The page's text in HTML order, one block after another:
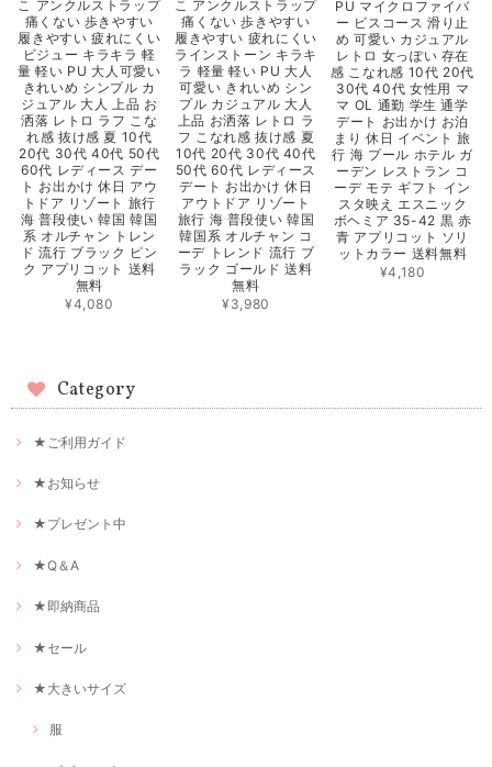
こ アンクルストラップ
痛くない 歩きやすい
履きやすい 疲れにくい
ビジュー キラキラ 軽
量 軽い PU 大人可愛い
きれいめ シンプル カ
ジュアル 大人 上品 お
洒落 レトロ ラフ こな
れ感 抜け感 夏 10代
20代 30代 40代 50代
60代 レディース デー
ト お出かけ 休日 アウ
トドア リゾート 旅行
海 普段使い 韓国 韓国
系 オルチャン トレン
ド 流行 ブラック ピン
ク アプリコット 送料
無料
¥4,080
こ アンクルストラップ
痛くない 歩きやすい
履きやすい 疲れにくい
ラインストーン キラキ
ラ 軽量 軽い PU 大人
可愛い きれいめ シン
プル カジュアル 大人
上品 お洒落 レトロ ラ
フ こなれ感 抜け感 夏
10代 20代 30代 40代
50代 60代 レディース
デート お出かけ 休日
アウトドア リゾート
旅行 海 普段使い 韓国
韓国系 オルチャン コ
ーデ トレンド 流行 ブ
ラック ゴールド 送料
無料
¥3,980
PU マイクロファイバ
ー ビスコース 滑り止
め 可愛い カジュアル
レトロ 女っぽい 存在
感 こなれ感 10代 20代
30代 40代 女性用 マ
マ OL 通勤 学生 通学
デート お出かけ お泊
まり 休日 イベント 旅
行 海 プール ホテル ガ
ーデン レストラン コ
ーデ モテ ギフト イン
スタ映え エスニック
ボヘミア 35-42 黒 赤
青 アプリコット ソリ
ットカラー 送料無料
¥4,180
Category
★ご利用ガイド
★お知らせ
★プレゼント中
★Q＆A
★即納商品
★セール
★大きいサイズ
服